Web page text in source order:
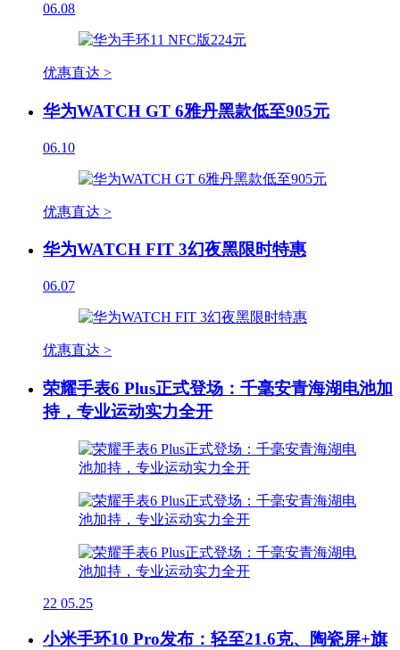
06.08
优惠直达 >
华为WATCH GT 6雅丹黑款低至905元
06.10
优惠直达 >
华为WATCH FIT 3幻夜黑限时特惠
06.07
优惠直达 >
荣耀手表6 Plus正式登场：千毫安青海湖电池加
持，专业运动实力全开
22 05.25
小米手环10 Pro发布：轻至21.6克、陶瓷屏+旗